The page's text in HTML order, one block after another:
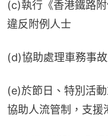
(c)執行《香港鐵路
違反附例人士
(d)協助處理車務事
(e)於節日、特別活
協助人流管制，支援